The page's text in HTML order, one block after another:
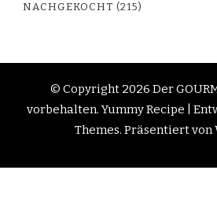
NACHGEKOCHT (215)
© Copyright 2026 Der
vorbehalten.Yummy Recipe |
Themes. Präsentiert von